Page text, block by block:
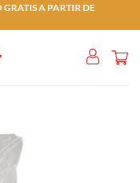
A PARTIR DE